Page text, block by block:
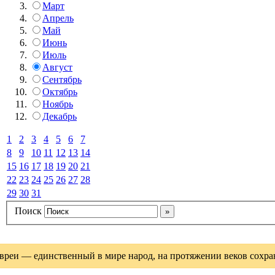
Март
Апрель
Май
Июнь
Июль
Август
Сентябрь
Октябрь
Ноябрь
Декабрь
1 2 3 4 5 6
7
8
9 10 11 12 13 14
15 16 17 18 19 20 21
22 23 24 25 26 27 28
29 30 31
Поиск
— единственный в мире народ, на протяжении веков